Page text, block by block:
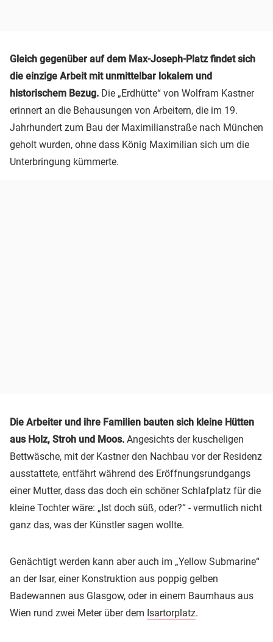
Gleich gegenüber auf dem Max-Joseph-Platz findet sich
die einzige Arbeit mit unmittelbar lokalem und
historischem Bezug. Die „Erdhütte“ von Wolfram Kastner
erinnert an die Behausungen von Arbeitern, die im 19.
Jahrhundert zum Bau der Maximilianstraße nach München
geholt wurden, ohne dass König Maximilian sich um die
Unterbringung kümmerte.
Die Arbeiter und ihre Familien bauten sich kleine Hütten
aus Holz, Stroh und Moos. Angesichts der kuscheligen
Bettwäsche, mit der Kastner den Nachbau vor der Residenz
ausstattete, entfährt während des Eröffnungsrundgangs
einer Mutter, dass das doch ein schöner Schlafplatz für die
kleine Tochter wäre: „Ist doch süß, oder?“ - vermutlich nicht
ganz das, was der Künstler sagen wollte.
Genächtigt werden kann aber auch im „Yellow Submarine“
an der Isar, einer Konstruktion aus poppig gelben
Badewannen aus Glasgow, oder in einem Baumhaus aus
Wien rund zwei Meter über dem Isartorplatz.